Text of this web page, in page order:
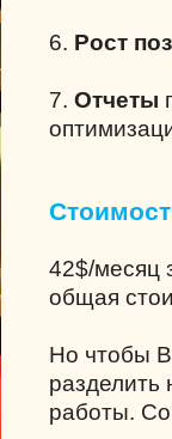
6. Рост
7. Отчеты
42$/месяц
общая
Но чтобы
работы. Со